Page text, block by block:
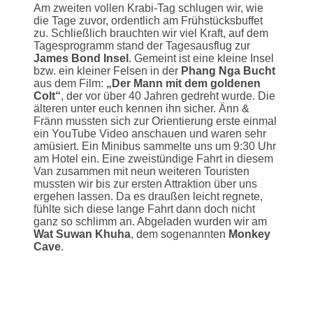
Am zweiten vollen Krabi-Tag schlugen wir, wie
die Tage zuvor, ordentlich am Frühstücksbuffet
zu. Schließlich brauchten wir viel Kraft, auf dem
Tagesprogramm stand der Tagesausflug zur
James Bond Insel . Gemeint ist eine kleine Insel
bzw. ein kleiner Felsen in der Phang Nga Bucht
aus dem Film: „Der Mann mit dem goldenen
Colt“, der vor über 40 Jahren gedreht wurde. Die
älteren unter euch kennen ihn sicher. Änn &
Fränn mussten sich zur Orientierung erste einmal
ein YouTube Video anschauen und waren sehr
amüsiert. Ein Minibus sammelte uns um 9:30 Uhr
am Hotel ein. Eine zweistündige Fahrt in diesem
Van zusammen mit neun weiteren Touristen
mussten wir bis zur ersten Attraktion über uns
ergehen lassen. Da es draußen leicht regnete,
fühlte sich diese lange Fahrt dann doch nicht
ganz so schlimm an. Abgeladen wurden wir am
Wat Suwan Khuha, dem sogenannten Monkey
Cave.